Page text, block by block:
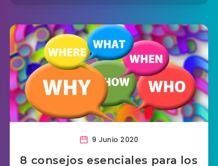
9 Junio 2020
8 consejos esenciales para los